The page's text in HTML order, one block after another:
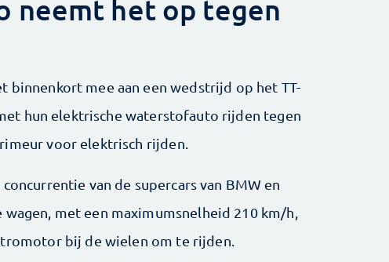
neemt het op tegen
binnenkort mee aan een wedstrijd op het TT-
hun elektrische waterstofauto rijden tegen
voor elektrisch rijden.
van de supercars van BMW en
met een maximumsnelheid 210 km/h,
bij de wielen om te rijden.